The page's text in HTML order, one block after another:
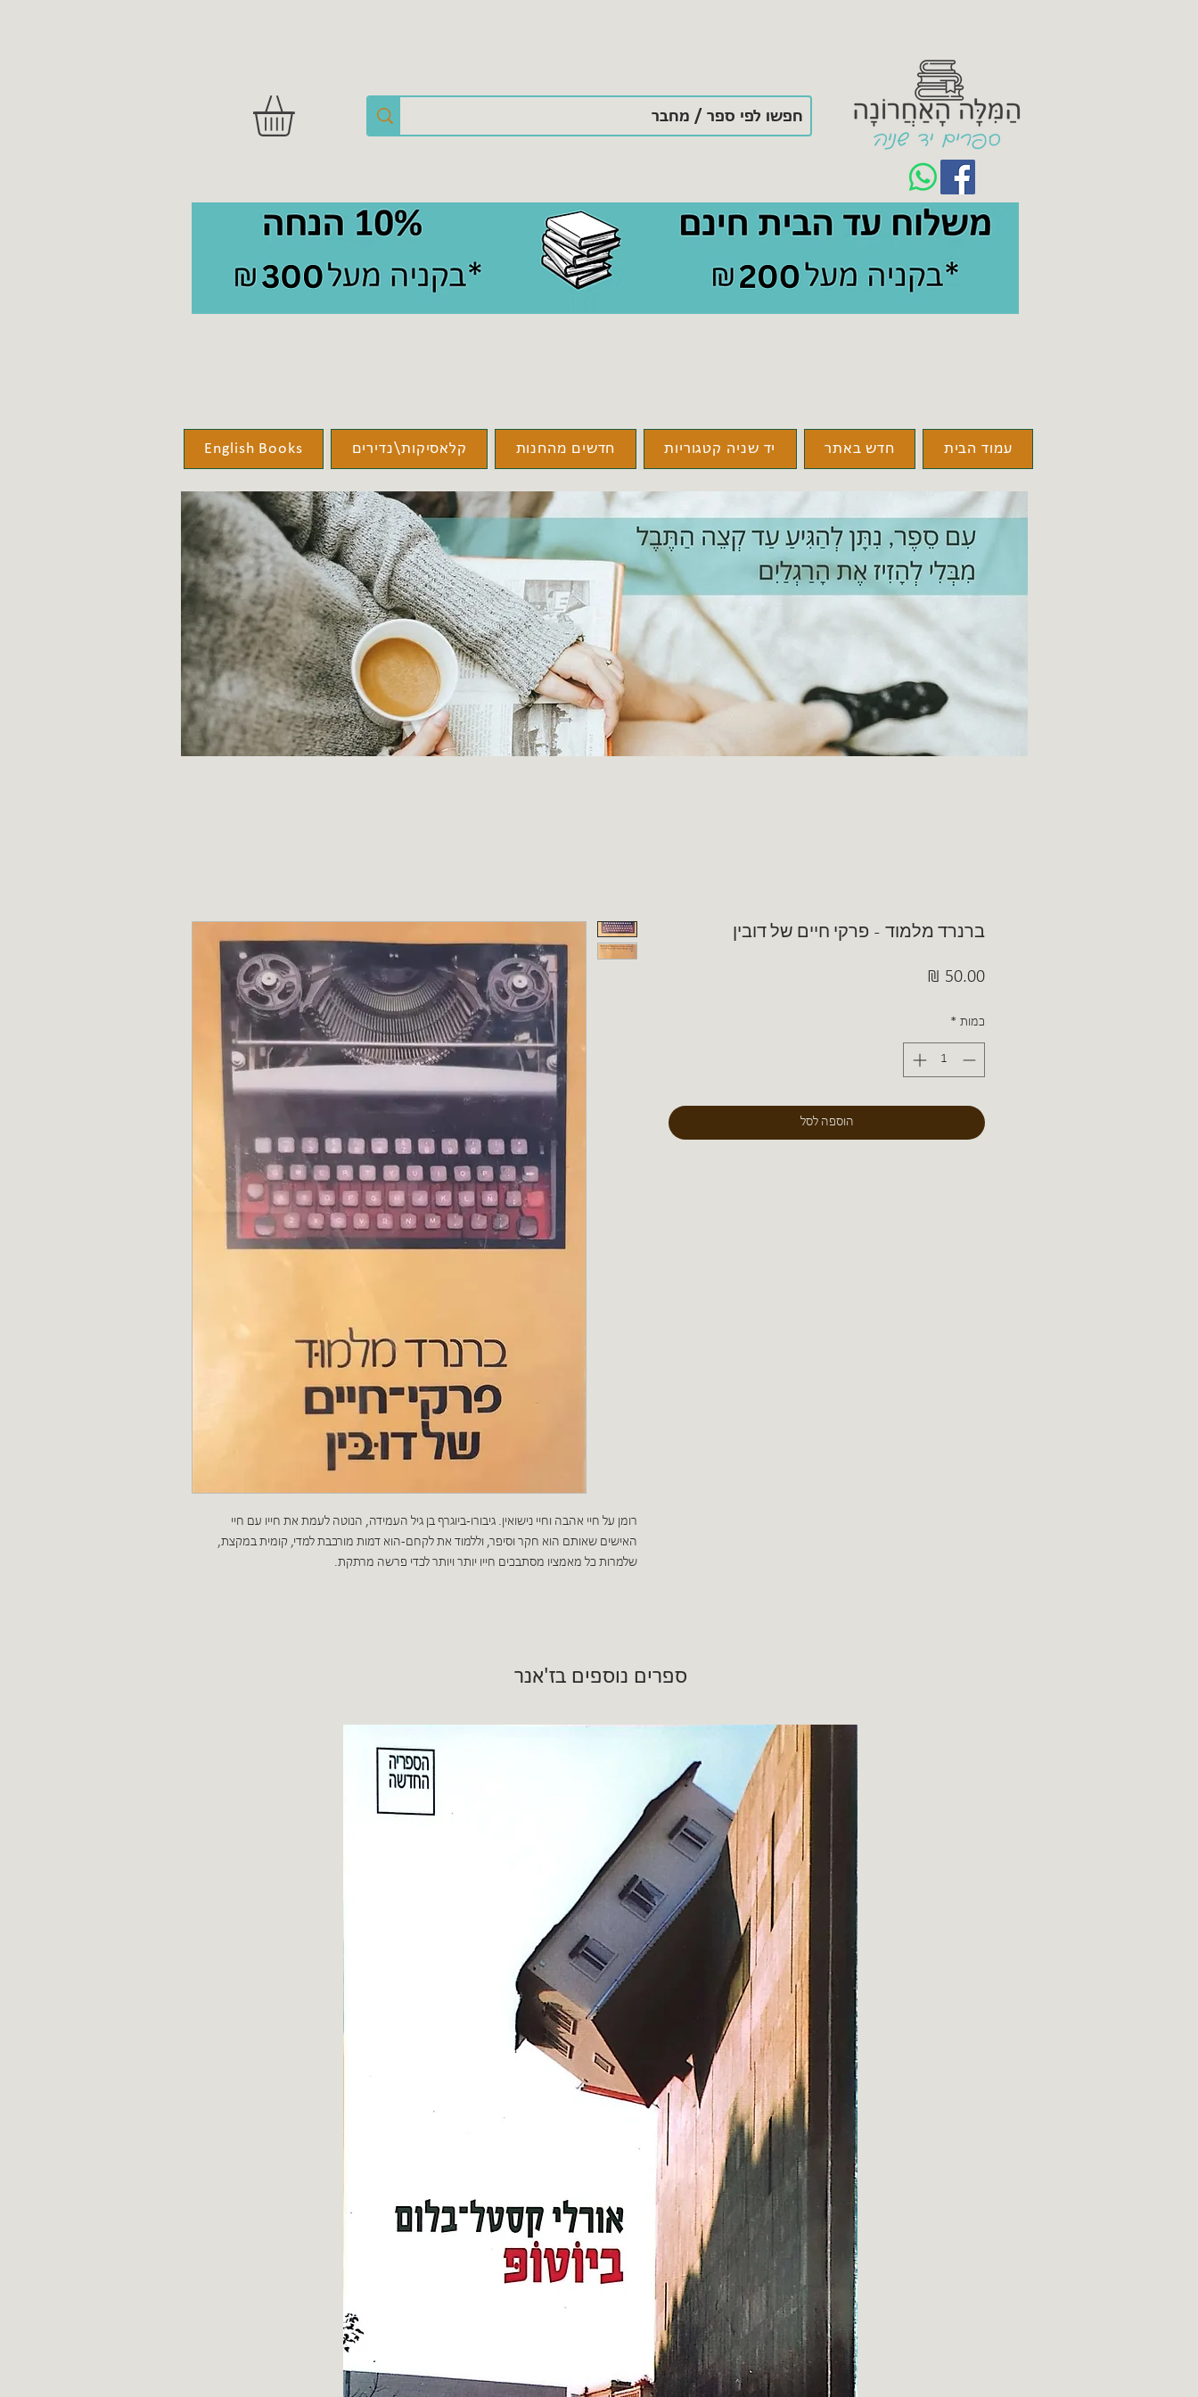
עמוד הבית חדש באתר יד שניה קטגוריות חדשים מהחנות קלאסיקות\נדירים English Books
רומן על חיי אהבה וחיי נישואין. גיבורו-ביוגרף בן גיל העמידה, הנוטה לעמת את חייו עם חיי
האישים שאותם הוא חקר וסיפר, וללמוד את לקחם-הוא דמות מורכבת למדי, קומית במקצת,
שלמרות כל מאמציו מסתבכים חייו יותר ויותר לכדי פרשה מרתקת.
ברנרד מלמוד - פרקי חיים של דובין
כמות *
הוספה לסל
ספרים נוספים בז'אנר